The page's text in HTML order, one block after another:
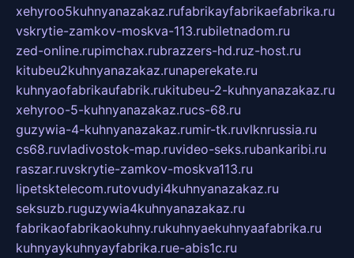
xehyroo5kuhnyanazakaz.rufabrikayfabrikaefabrika.ru
vskrytie-zamkov-moskva-113.rubiletnadom.ru
zed-online.rupimchax.rubrazzers-hd.ruz-host.ru
kitubeu2kuhnyanazakaz.runaperekate.ru
kuhnyaofabrikaufabrik.rukitubeu-2-kuhnyanazakaz.ru
xehyroo-5-kuhnyanazakaz.rucs-68.ru
guzywia-4-kuhnyanazakaz.rumir-tk.ruvlknrussia.ru
cs68.ruvladivostok-map.ruvideo-seks.rubankaribi.ru
raszar.ruvskrytie-zamkov-moskva113.ru
lipetsktelecom.rutovudyi4kuhnyanazakaz.ru
seksuzb.ruguzywia4kuhnyanazakaz.ru
fabrikaofabrikaokuhny.rukuhnyaekuhnyaafabrika.ru
kuhnyaykuhnyayfabrika.rue-abis1c.ru